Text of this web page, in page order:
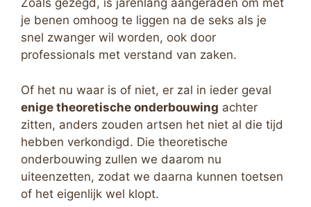
Zoals gezegd, is jarenlang aangeraden om met
je benen omhoog te liggen na de seks als je
snel zwanger wil worden, ook door
professionals met verstand van zaken.
Of het nu waar is of niet, er zal in ieder geval
enige theoretische onderbouwing achter
zitten, anders zouden artsen het niet al die tijd
hebben verkondigd. Die theoretische
onderbouwing zullen we daarom nu
uiteenzetten, zodat we daarna kunnen toetsen
of het eigenlijk wel klopt.